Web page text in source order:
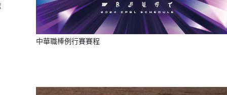
中華職棒例行賽賽程